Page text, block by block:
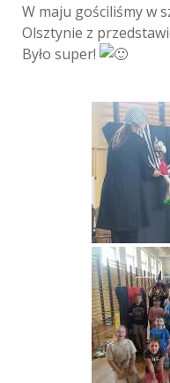
W maju gościliśmy w
Olsztynie z
Było super!